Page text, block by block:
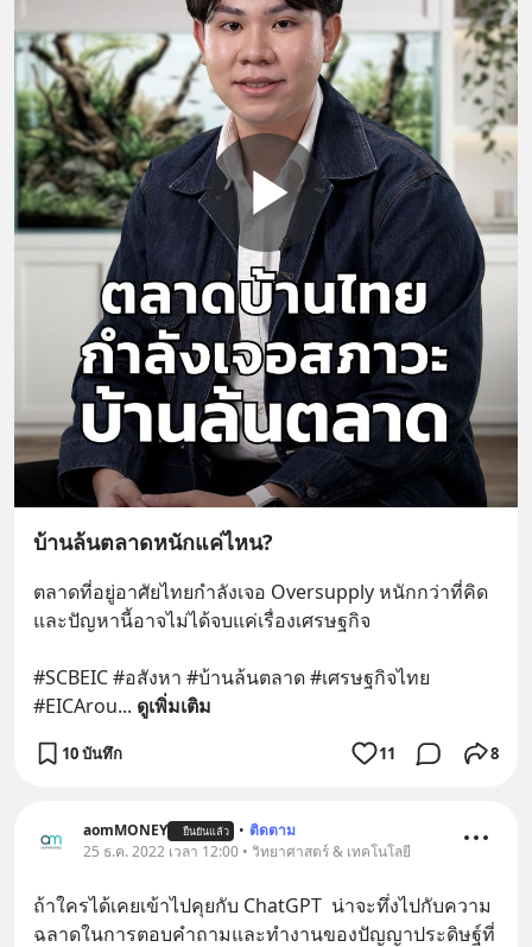
บ้านล้นตลาดหนักแค่ไหน?
ตลาดที่อยู่อาศัยไทยกำลังเจอ Oversupply หนักกว่าที่คิด
และปัญหานี้อาจไม่ได้จบแค่เรื่องเศรษฐกิจ
#SCBEIC #อสังหา #บ้านล้นตลาด #เศรษฐกิจไทย
#EICArou... ดูเพิ่มเติม
10 บันทึก 11 8
aomMONEY ยืนยันแล้ว • ติดตาม
25 ธ.ค. 2022 เวลา 12:00 • วิทยาศาสตร์ & เทคโนโลยี
ถ้าใครได้เคยเข้าไปคุยกับ ChatGPT  น่าจะทึ่งไปกับความ
ฉลาดในการตอบคำถามและทำงานของปัญญาประดิษฐ์ที่